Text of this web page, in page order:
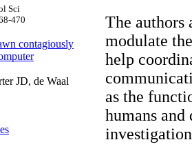
Sci
470
contagiously
JD, de Waal
The authors
modulate
help
as the
humans and